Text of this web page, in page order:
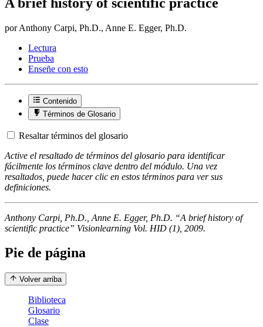
por Anthony Carpi, Ph.D., Anne E. Egger, Ph.D.
Lectura
Prueba
Enseñe con esto
Contenido
Términos de Glosario
Resaltar términos del glosario
Active el resaltado de términos del glosario para identificar
fácilmente los términos clave dentro del módulo. Una vez
resaltados, puede hacer clic en estos términos para ver sus
definiciones.
Anthony Carpi, Ph.D., Anne E. Egger, Ph.D. “A brief history of
scientific practice” Visionlearning Vol. HID (1), 2009.
Pie de página
Volver arriba
Biblioteca
Glosario
Clase